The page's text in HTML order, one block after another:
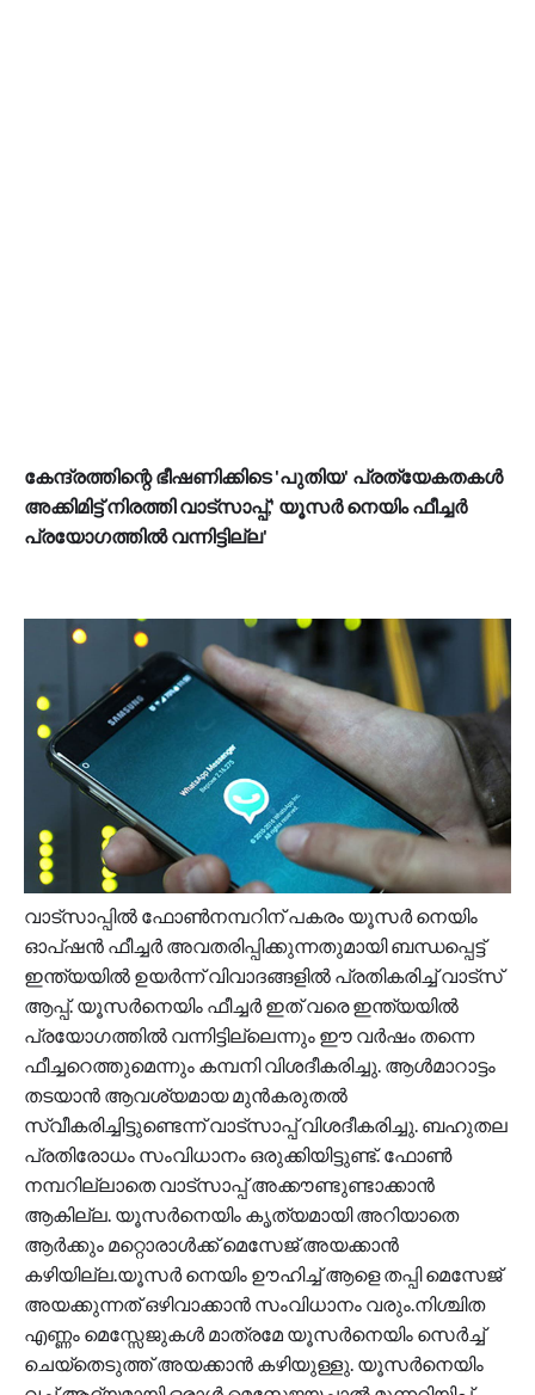
കേന്ദ്രത്തിന്റെ ഭീഷണിക്കിടെ 'പുതിയ' പ്രത്യേകതകൾ
അക്കിമിട്ട് നിരത്തി വാട്സാപ്പ്,' യൂസർ നെയിം ഫീച്ചർ
പ്രയോഗത്തിൽ വന്നിട്ടില്ല'
വാട്സാപ്പിൽ ഫോൺനമ്പറിന് പകരം യൂസർ നെയിം
ഓപ്ഷൻ ഫീച്ചർ അവതരിപ്പിക്കുന്നതുമായി ബന്ധപ്പെട്ട്
ഇന്ത്യയിൽ ഉയർന്ന് വിവാദങ്ങളിൽ പ്രതികരിച്ച് വാട്സ്
ആപ്പ്. യൂസർനെയിം ഫീച്ചർ ഇത് വരെ ഇന്ത്യയിൽ
പ്രയോഗത്തിൽ വന്നിട്ടില്ലെന്നും ഈ വർഷം തന്നെ
ഫീച്ചറെത്തുമെന്നും കമ്പനി വിശദീകരിച്ചു. ആൾമാറാട്ടം
തടയാൻ ആവശ്യമായ മുൻകരുതൽ
സ്വീകരിച്ചിട്ടുണ്ടെന്ന് വാട്സാപ്പ് വിശദീകരിച്ചു. ബഹുതല
പ്രതിരോധം സംവിധാനം ഒരുക്കിയിട്ടുണ്ട്. ഫോൺ
നമ്പറില്ലാതെ വാട്സാപ്പ് അക്കൗണ്ടുണ്ടാക്കാൻ
ആകില്ല. യൂസർനെയിം കൃത്യമായി അറിയാതെ
ആർക്കും മറ്റൊരാൾക്ക് മെസേജ് അയക്കാൻ
കഴിയില്ല.യൂസർ നെയിം ഊഹിച്ച് ആളെ തപ്പി മെസേജ്
അയക്കുന്നത് ഒഴിവാക്കാൻ സംവിധാനം വരും.നിശ്ചിത
എണ്ണം മെസ്സേജുകൾ മാത്രമേ യൂസർനെയിം സെർച്ച്
ചെയ്തെടുത്ത് അയക്കാൻ കഴിയുള്ളു. യൂസർനെയിം